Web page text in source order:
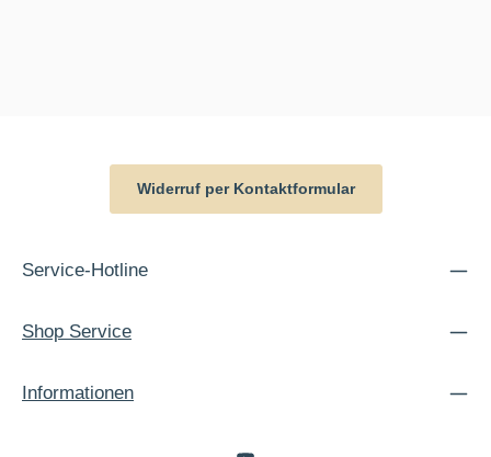
Widerruf per Kontaktformular
Service-Hotline
Shop Service
Informationen